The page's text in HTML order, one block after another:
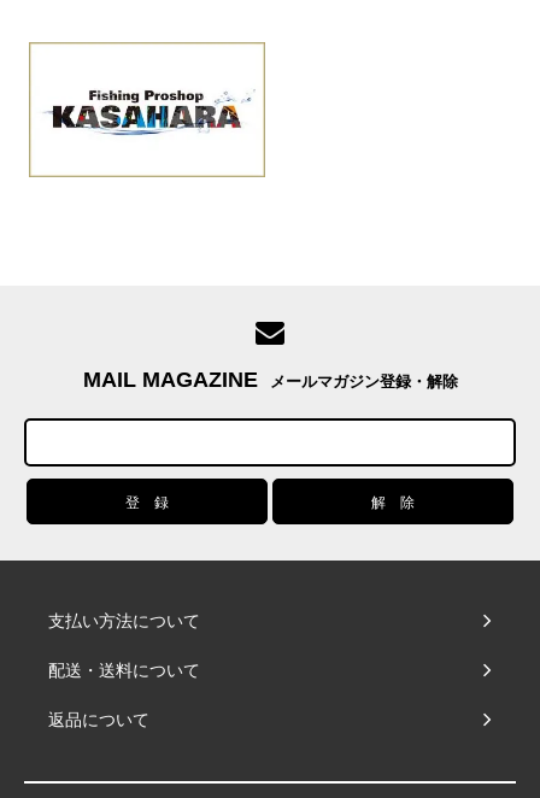
MAIL MAGAZINE メールマガジン登録・解除
支払い方法について
配送・送料について
返品について